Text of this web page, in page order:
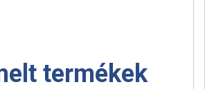
termékek